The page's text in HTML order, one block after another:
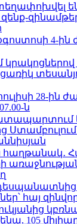
զենք-
4-ին
28-ին
ն
հայ
105